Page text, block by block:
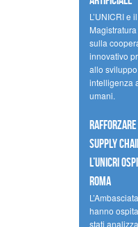
L’UNICRI e
sulla
innovativo
allo
intelligenza
umani.
supply
l’UNICRI
Roma
hanno
stati